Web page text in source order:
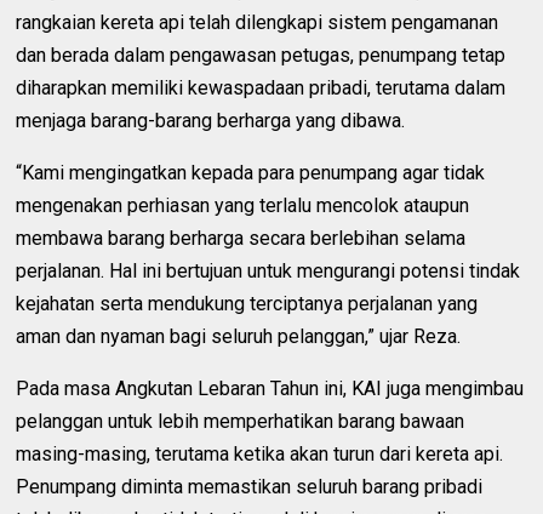
rangkaian kereta api telah dilengkapi sistem pengamanan
dan berada dalam pengawasan petugas, penumpang tetap
diharapkan memiliki kewaspadaan pribadi, terutama dalam
menjaga barang-barang berharga yang dibawa.
“Kami mengingatkan kepada para penumpang agar tidak
mengenakan perhiasan yang terlalu mencolok ataupun
membawa barang berharga secara berlebihan selama
perjalanan. Hal ini bertujuan untuk mengurangi potensi tindak
kejahatan serta mendukung terciptanya perjalanan yang
aman dan nyaman bagi seluruh pelanggan,” ujar Reza.
Pada masa Angkutan Lebaran Tahun ini, KAI juga mengimbau
pelanggan untuk lebih memperhatikan barang bawaan
masing-masing, terutama ketika akan turun dari kereta api.
Penumpang diminta memastikan seluruh barang pribadi